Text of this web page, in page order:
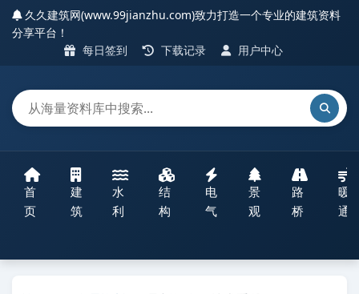
久久建筑网(www.99jianzhu.com)致力打造一个专业的建筑资料
分享平台！
每日签到
下载记录 用户中心
首
页
建
筑
水
利
结
构
电
气
景
观
路
桥
暖
通